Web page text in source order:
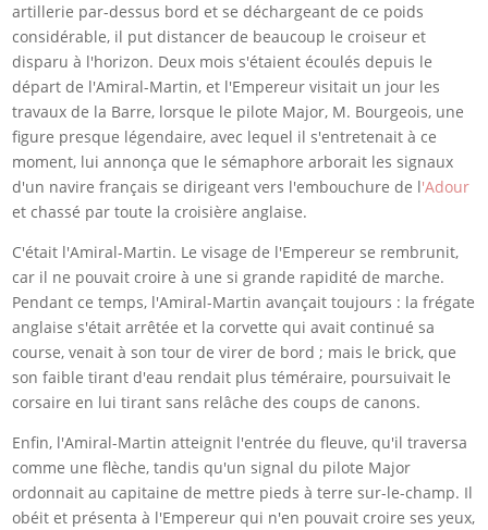
artillerie par-dessus bord et se déchargeant de ce poids
considérable, il put distancer de beaucoup le croiseur et
disparu à l'horizon. Deux mois s'étaient écoulés depuis le
départ de l'Amiral-Martin, et l'Empereur visitait un jour les
travaux de la Barre, lorsque le pilote Major, M. Bourgeois, une
figure presque légendaire, avec lequel il s'entretenait à ce
moment, lui annonça que le sémaphore arborait les signaux
d'un navire français se dirigeant vers l'embouchure de l'Adour
et chassé par toute la croisière anglaise.
C'était l'Amiral-Martin. Le visage de l'Empereur se rembrunit,
car il ne pouvait croire à une si grande rapidité de marche.
Pendant ce temps, l'Amiral-Martin avançait toujours : la frégate
anglaise s'était arrêtée et la corvette qui avait continué sa
course, venait à son tour de virer de bord ; mais le brick, que
son faible tirant d'eau rendait plus téméraire, poursuivait le
corsaire en lui tirant sans relâche des coups de canons.
Enfin, l'Amiral-Martin atteignit l'entrée du fleuve, qu'il traversa
comme une flèche, tandis qu'un signal du pilote Major
ordonnait au capitaine de mettre pieds à terre sur-le-champ. Il
obéit et présenta à l'Empereur qui n'en pouvait croire ses yeux,